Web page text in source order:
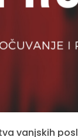
vanjskih